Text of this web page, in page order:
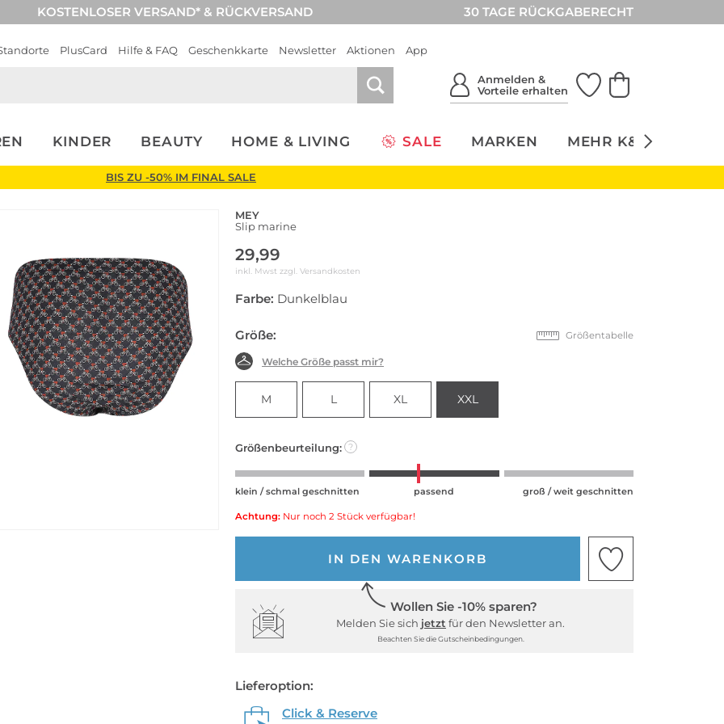
KOSTENLOSER VERSAND* & RÜCKVERSAND 30 TAGE RÜCKGABERECHT
PlusCard Hilfe & FAQ Geschenkkarte Newsletter Aktionen App
Anmelden &
Vorteile erhalten
KINDER BEAUTY HOME & LIVING SALE MARKEN MEHR K&Ö
BIS ZU -50% IM FINAL SALE
MEY
Slip marine
29,99
inkl. Mwst zzgl. Versandkosten
Farbe: Dunkelblau
Größe: Größentabelle
Welche Größe passt mir?
M L XL XXL
Größenbeurteilung: ?
klein / schmal geschnitten passend groß / weit geschnitten
Achtung: Nur noch 2 Stück verfügbar!
IN DEN WARENKORB
Wollen Sie -10% sparen?
Melden Sie sich jetzt für den Newsletter an.
Beachten Sie die Gutscheinbedingungen.
Lieferoption:
Click & Reserve